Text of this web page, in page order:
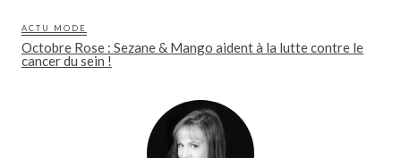
ACTU MODE
Octobre Rose : Sezane & Mango aident à la lutte contre le
cancer du sein !